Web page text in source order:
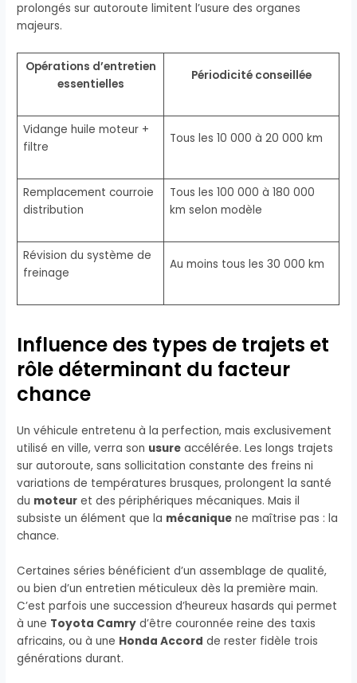
prolongés sur autoroute limitent l’usure des organes
majeurs.
Opérations d’entretien
essentielles
Périodicité conseillée
Vidange huile moteur +
filtre
Tous les 10 000 à 20 000 km
Remplacement courroie
distribution
Tous les 100 000 à 180 000
km selon modèle
Révision du système de
freinage
Au moins tous les 30 000 km
Influence des types de trajets et
rôle déterminant du facteur
chance
Un véhicule entretenu à la perfection, mais exclusivement
utilisé en ville, verra son usure accélérée. Les longs trajets
sur autoroute, sans sollicitation constante des freins ni
variations de températures brusques, prolongent la santé
du moteur et des périphériques mécaniques. Mais il
subsiste un élément que la mécanique ne maîtrise pas : la
chance.
Certaines séries bénéficient d’un assemblage de qualité,
ou bien d’un entretien méticuleux dès la première main.
C’est parfois une succession d’heureux hasards qui permet
à une Toyota Camry d’être couronnée reine des taxis
africains, ou à une Honda Accord de rester fidèle trois
générations durant.